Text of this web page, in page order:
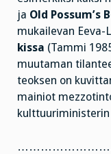
ja Old Possum’s
mukailevan Eeva-
kissa (Tammi
muutaman
teoksen on
mainiot
kulttuuriministerin